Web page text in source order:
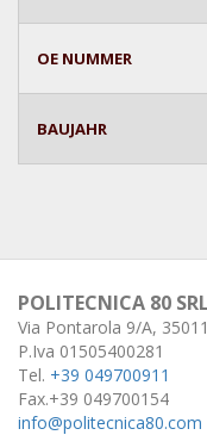
OE NUMMER
BAUJAHR
POLITECNICA 80 SRL
Via Pontarola 9/A,
P.Iva 01505400281
Tel. +39 049700911
Fax.+39 049700154
info@politecnica80.com